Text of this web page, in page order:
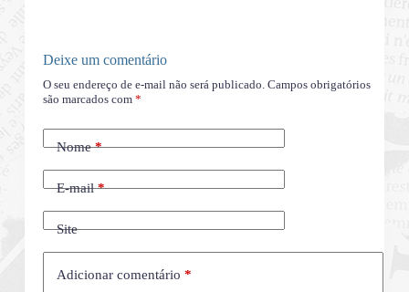
Deixe um comentário
O seu endereço de e-mail não será publicado. Campos obrigatórios
são marcados com *
Nome*
E-mail*
Site
Adicionar comentário *